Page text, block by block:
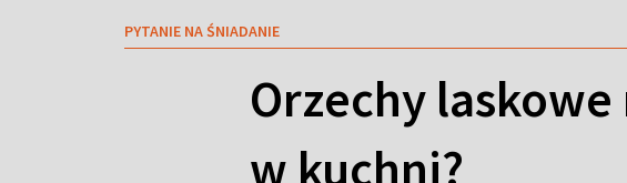
PYTANIE NA ŚNIADANIE
Orzechy
w kuchni?